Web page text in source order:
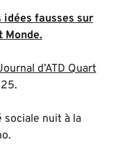
fausses sur
Monde.
d’ATD Quart
sociale nuit à la